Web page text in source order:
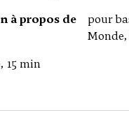
à propos de
pour
15 min